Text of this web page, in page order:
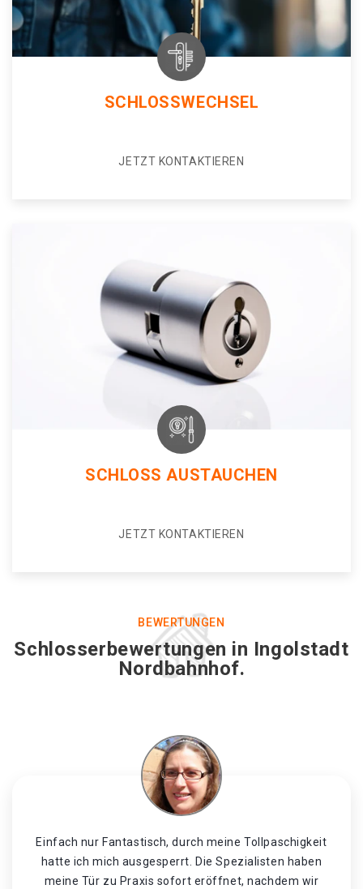
SCHLOSSWECHSEL
JETZT KONTAKTIEREN
SCHLOSS AUSTAUCHEN
JETZT KONTAKTIEREN
BEWERTUNGEN
Schlosserbewertungen in Ingolstadt
Nordbahnhof.
Einfach nur Fantastisch, durch meine Tollpaschigkeit
hatte ich mich ausgesperrt. Die Spezialisten haben
meine Tür zu Praxis sofort eröffnet, nachdem wir